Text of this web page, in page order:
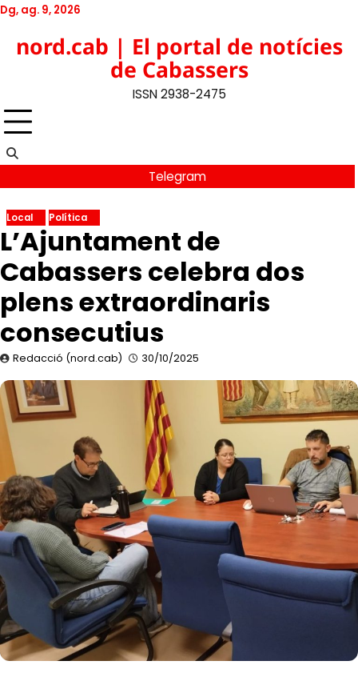
Skip
content
Dg, ag. 9, 2026
Facebook
YouTube
Instagram
nord.cab | El portal de notícies
de Cabassers
ISSN 2938-2475
Telegram
Local Política
L’Ajuntament de
Cabassers celebra dos
plens extraordinaris
consecutius
Redacció (nord.cab) 30/10/2025